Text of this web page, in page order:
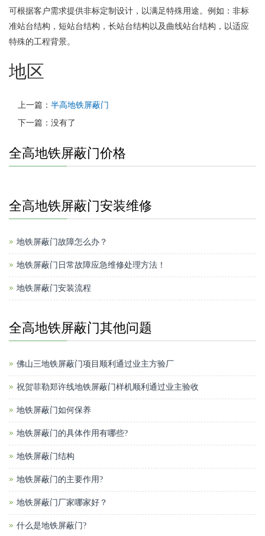
可根据客户需求提供非标定制设计，以满足特殊用途。例如：非标
准站台结构，短站台结构，长站台结构以及曲线站台结构，以适应
特殊的工程背景。
地区
上一篇： 半高地铁屏蔽门
下一篇：没有了
全高地铁屏蔽门价格
全高地铁屏蔽门安装维修
地铁屏蔽门故障怎么办？
地铁屏蔽门日常故障应急维修处理方法！
地铁屏蔽门安装流程
全高地铁屏蔽门其他问题
佛山三地铁屏蔽门项目顺利通过业主方验厂
祝贺菲勒郑许线地铁屏蔽门样机顺利通过业主验收
地铁屏蔽门如何保养
地铁屏蔽门的具体作用有哪些?
地铁屏蔽门结构
地铁屏蔽门的主要作用?
地铁屏蔽门厂家哪家好？
什么是地铁屏蔽门?